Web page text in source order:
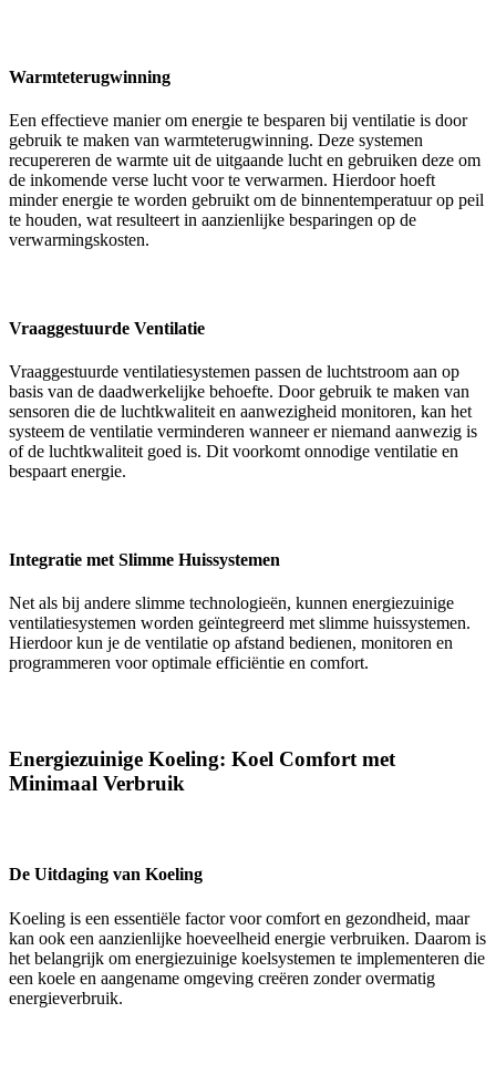
Warmteterugwinning
Een effectieve manier om energie te besparen bij ventilatie is door
gebruik te maken van warmteterugwinning. Deze systemen
recupereren de warmte uit de uitgaande lucht en gebruiken deze om
de inkomende verse lucht voor te verwarmen. Hierdoor hoeft
minder energie te worden gebruikt om de binnentemperatuur op peil
te houden, wat resulteert in aanzienlijke besparingen op de
verwarmingskosten.
Vraaggestuurde Ventilatie
Vraaggestuurde ventilatiesystemen passen de luchtstroom aan op
basis van de daadwerkelijke behoefte. Door gebruik te maken van
sensoren die de luchtkwaliteit en aanwezigheid monitoren, kan het
systeem de ventilatie verminderen wanneer er niemand aanwezig is
of de luchtkwaliteit goed is. Dit voorkomt onnodige ventilatie en
bespaart energie.
Integratie met Slimme Huissystemen
Net als bij andere slimme technologieën, kunnen energiezuinige
ventilatiesystemen worden geïntegreerd met slimme huissystemen.
Hierdoor kun je de ventilatie op afstand bedienen, monitoren en
programmeren voor optimale efficiëntie en comfort.
Energiezuinige Koeling: Koel Comfort met
Minimaal Verbruik
De Uitdaging van Koeling
Koeling is een essentiële factor voor comfort en gezondheid, maar
kan ook een aanzienlijke hoeveelheid energie verbruiken. Daarom is
het belangrijk om energiezuinige koelsystemen te implementeren die
een koele en aangename omgeving creëren zonder overmatig
energieverbruik.